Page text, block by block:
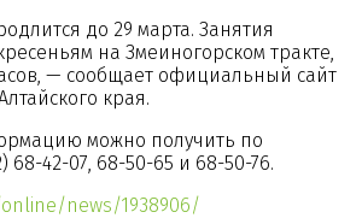
до 29 марта. Занятия
на Змеиногорском тракте,
— сообщает официальный сайт
края.
можно получить по
68-42-07, 68-50-65 и 68-50-76.
news/1938906/